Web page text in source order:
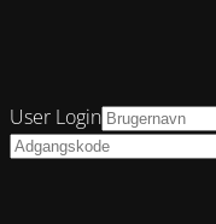
User Login